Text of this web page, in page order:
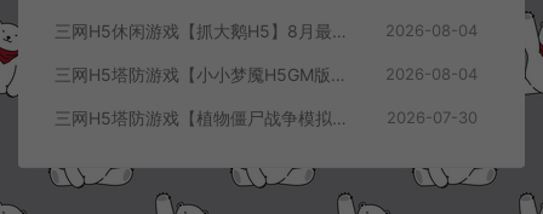
三网H5休闲游戏【抓大鹅H5】8月最新整理Linux手工服务端+Win一键服务端+解压即玩+简易安卓客户端+详细搭建教程 2026-08-04
三网H5塔防游戏【小小梦魇H5GM版】7月最新整理Linux手工服务端+Win一键服务端+解压即玩+简易安卓客户端+详细搭建教程 2026-08-04
三网H5塔防游戏【植物僵尸战争模拟器H5】7月最新整理Linux手工服务端+Win一键服务端+解压即玩+简易安卓客户端+详细搭建教程 2026-07-30